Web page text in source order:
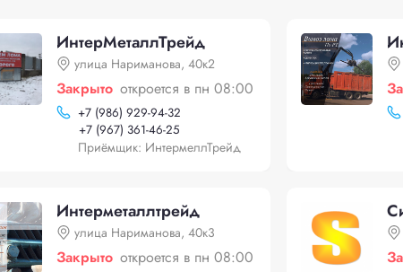
ИнтерМеталлТрейд
улица Нариманова, 40к2
Закрыто откроется в пн 08:00
+7 (986) 929-94-32
+7 (967) 361-46-25
Приёмщик: ИнтермеллТрейд
Интерметаллтрейд
улица Нариманова, 40к3
Закрыто откроется в пн 08:00